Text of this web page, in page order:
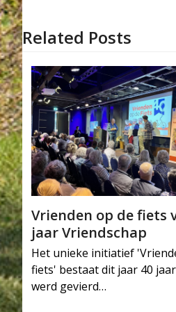
Related Posts
Vrienden op de fiets
jaar Vriendschap
Het unieke initiatief
fiets' bestaat dit jaar 40
werd gevierd…